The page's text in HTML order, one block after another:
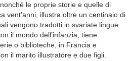
le proprie storie e quelle di
vent’anni, illustra oltre un centinaio di
vengono tradotti in svariate lingue.
il mondo dell’infanzia, tiene
o biblioteche, in Francia e
il marito illustratore e due figli.